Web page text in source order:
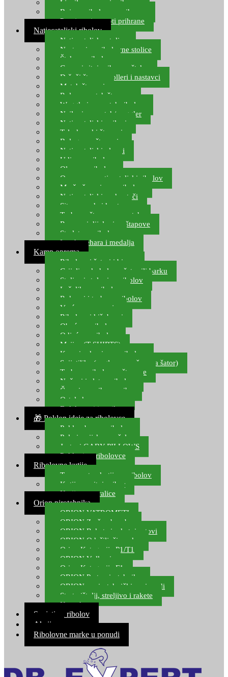
Ljepilo za crve i prihranu
Boje za ribolovnu prihranu
Provjereni recepti prihrane
Natjecateljski ribolov
Natjecateljske stolice
Nastavci za ribolovne stolice
Šteke za ribolov
Gume i sitni pribor za šteku
Držači štapova rolleri i nastavci
Match štapovi
Role za match štapove
Waggleri za match ribolov
Najloni za match/waggler
Natjecateljski najloni
Teleskopski štapovi
Bolognese štapovi
Natjecateljski plovci
Udice za ribolov
Olovo za ribolov
Oprema za natjecateljski ribolov
Mreže čuvarice za ribolov
Natjecateljski podmetači
Sito, posude i kante
Torbe za štapove – match
Rezervni dijelovi za štapove
Starlete za ribolov
Izrada pehara i medalja
Kamp oprema
Ribolovni šatori i bivvy
Grijalice, kuhala za šator ili barku
Stolice i stolovi za ribolov
Ležaljke za ribolov
Ruksaci i torbe za ribolov
Vreće za spavanje
Ribolovni kišobrani
Obuća za ribolov
Odjeća za ribolov
Majice (T-SHIRTS)
Kape i rukavice za ribolov
Svijetiljke (naglavne, ručne, za šator)
Torbe za ribolovne štapove
Noževi i alat za ribolov
Čamci za prihranu ribe
Ostala kamp oprema
Dalekozori i optika
🎁 Poklon ideje za ribolovce
Poklon bon za ribolov
Polarizacijske naočale
Jastuci GABY PILLOWS
Pokloni za ribolovce
Ribolovne kutije
Transportne kutije za ribolov
Kutije za sitni pribor
Kutije za varalice
Orion pirotehnika
ORION VATROMETI
ORION Zračne bombe
ORION Rakete i raketni setovi
ORION Odašiljači zvuka
Orion Kategorija P1/T1
ORION Vulkani
Orion Kategorija F1
ORION Party pirotehnika
ORION nepirotehnički proizvodi
Start pištolji, streljivo i rakete
Kontakt
Savjeti za ribolov
Akcija
Ribolovne marke u ponudi